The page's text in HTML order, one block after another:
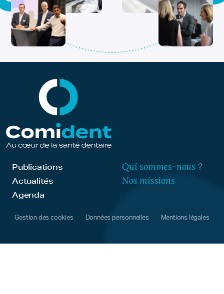
Publications
Actualités
Agenda
Qui sommes-nous ?
Nos missions
Gestion des cookies Données personnelles Mentions légales